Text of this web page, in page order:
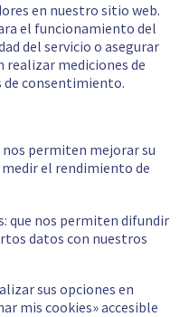
en nuestro sitio web.
el funcionamiento del
del servicio o asegurar
mediciones de
de consentimiento.
permiten mejorar su
medir el rendimiento de
que nos permiten difundir
datos con nuestros
sus opciones en
mis cookies» accesible